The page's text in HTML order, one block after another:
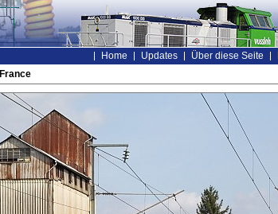
Home Updates Über diese Seite